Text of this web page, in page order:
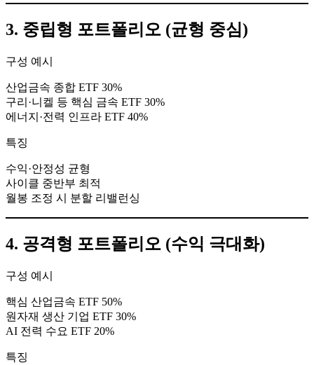
3. 중립형 포트폴리오 (균형 중심)
구성 예시
산업금속 종합 ETF 30%
구리·니켈 등 핵심 금속 ETF 30%
에너지·전력 인프라 ETF 40%
특징
수익·안정성 균형
사이클 중반부 최적
월봉 조정 시 분할 리밸런싱
4. 공격형 포트폴리오 (수익 극대화)
구성 예시
핵심 산업금속 ETF 50%
원자재 생산 기업 ETF 30%
AI 전력 수요 ETF 20%
특징